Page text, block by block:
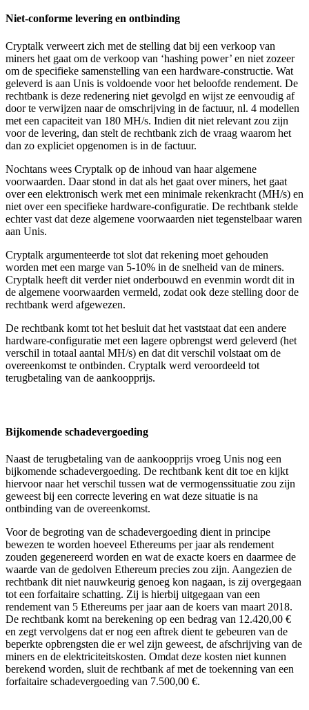
Niet-conforme levering en ontbinding
Cryptalk verweert zich met de stelling dat bij een verkoop van
miners het gaat om de verkoop van ‘hashing power’ en niet zozeer
om de specifieke samenstelling van een hardware-constructie. Wat
geleverd is aan Unis is voldoende voor het beloofde rendement. De
rechtbank is deze redenering niet gevolgd en wijst ze eenvoudig af
door te verwijzen naar de omschrijving in de factuur, nl. 4 modellen
met een capaciteit van 180 MH/s. Indien dit niet relevant zou zijn
voor de levering, dan stelt de rechtbank zich de vraag waarom het
dan zo expliciet opgenomen is in de factuur.
Nochtans wees Cryptalk op de inhoud van haar algemene
voorwaarden. Daar stond in dat als het gaat over miners, het gaat
over een elektronisch werk met een minimale rekenkracht (MH/s) en
niet over een specifieke hardware-configuratie. De rechtbank stelde
echter vast dat deze algemene voorwaarden niet tegenstelbaar waren
aan Unis.
Cryptalk argumenteerde tot slot dat rekening moet gehouden
worden met een marge van 5-10% in de snelheid van de miners.
Cryptalk heeft dit verder niet onderbouwd en evenmin wordt dit in
de algemene voorwaarden vermeld, zodat ook deze stelling door de
rechtbank werd afgewezen.
De rechtbank komt tot het besluit dat het vaststaat dat een andere
hardware-configuratie met een lagere opbrengst werd geleverd (het
verschil in totaal aantal MH/s) en dat dit verschil volstaat om de
overeenkomst te ontbinden. Cryptalk werd veroordeeld tot
terugbetaling van de aankoopprijs.
Bijkomende schadevergoeding
Naast de terugbetaling van de aankoopprijs vroeg Unis nog een
bijkomende schadevergoeding. De rechtbank kent dit toe en kijkt
hiervoor naar het verschil tussen wat de vermogenssituatie zou zijn
geweest bij een correcte levering en wat deze situatie is na
ontbinding van de overeenkomst.
Voor de begroting van de schadevergoeding dient in principe
bewezen te worden hoeveel Ethereums per jaar als rendement
zouden gegenereerd worden en wat de exacte koers en daarmee de
waarde van de gedolven Ethereum precies zou zijn. Aangezien de
rechtbank dit niet nauwkeurig genoeg kon nagaan, is zij overgegaan
tot een forfaitaire schatting. Zij is hierbij uitgegaan van een
rendement van 5 Ethereums per jaar aan de koers van maart 2018.
De rechtbank komt na berekening op een bedrag van 12.420,00 €
en zegt vervolgens dat er nog een aftrek dient te gebeuren van de
beperkte opbrengsten die er wel zijn geweest, de afschrijving van de
miners en de elektriciteitskosten. Omdat deze kosten niet kunnen
berekend worden, sluit de rechtbank af met de toekenning van een
forfaitaire schadevergoeding van 7.500,00 €.